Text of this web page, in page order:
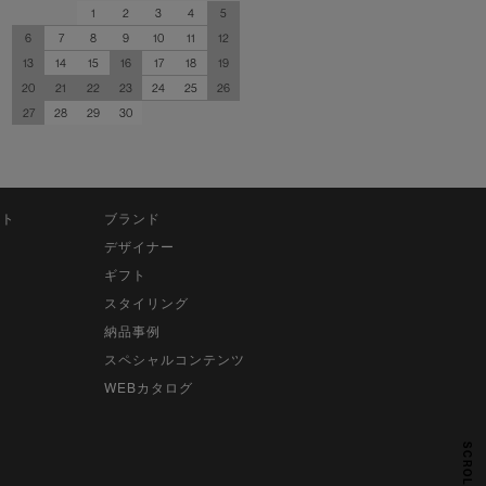
SCROLL
1
2 3 4
5
6
7 8 9 10 11
12
13
14 15 16 17 18
19
20
21 22 23 24 25
26
27
28 29 30
ブランド
デザイナー
ギフト
スタイリング
納品事例
スペシャルコンテンツ
WEBカタログ